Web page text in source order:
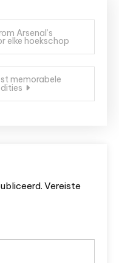
Arsenal’s
elke hoekschop
memorabele
Vereiste